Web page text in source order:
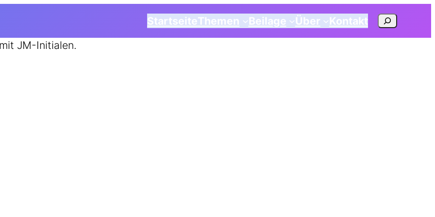
StartseiteThemen Beilage Über Kontakt Suchen